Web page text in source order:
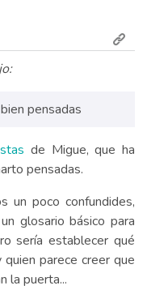
pensadas
de Migue, que ha
pensadas.
un poco confundides,
glosario básico para
sería establecer qué
parece creer que
la puerta...